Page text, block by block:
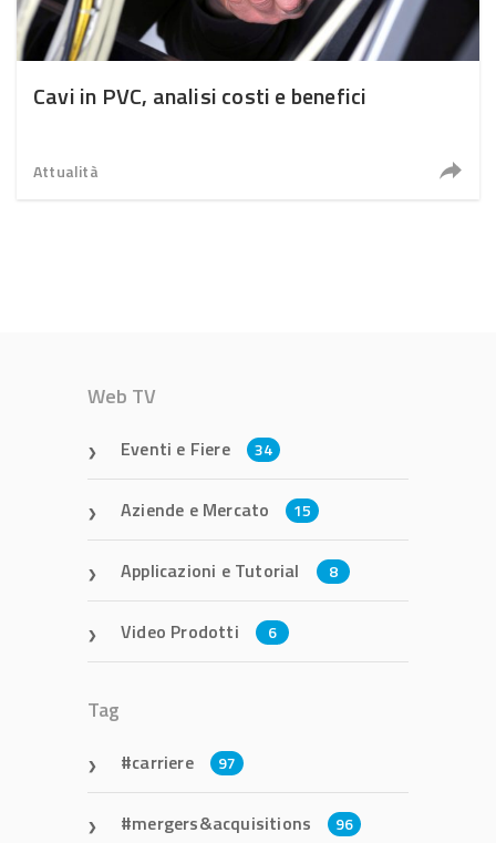
Cavi in PVC, analisi costi e benefici
Attualità
Web TV
Eventi e Fiere 34
Aziende e Mercato 15
Applicazioni e Tutorial 8
Video Prodotti 6
Tag
carriere 97
mergers&acquisitions 96